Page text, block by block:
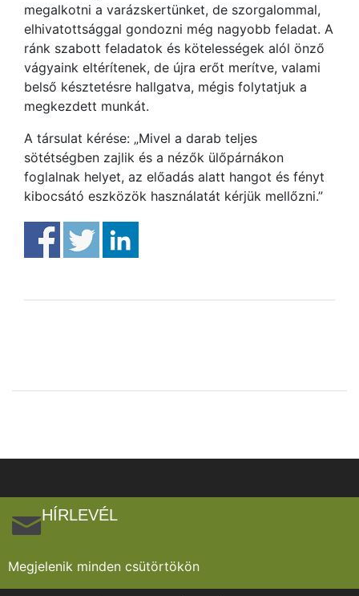
megalkotni a varázskertünket, de szorgalommal,
elhivatottsággal gondozni még nagyobb feladat. A
ránk szabott feladatok és kötelességek alól önző
vágyaink eltérítenek, de újra erőt merítve, valami
belső késztetésre hallgatva, mégis folytatjuk a
megkezdett munkát.
A társulat kérése: „Mivel a darab teljes
sötétségben zajlik és a nézők ülőpárnákon
foglalnak helyet, az előadás alatt hangot és fényt
kibocsátó eszközök használatát kérjük mellőzni.”
HÍRLEVÉL
Megjelenik minden csütörtökön